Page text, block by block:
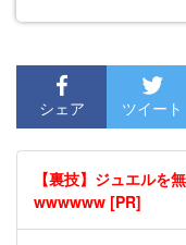
シェア ツイート
【裏技】ジュエルを
wwwwww [PR]